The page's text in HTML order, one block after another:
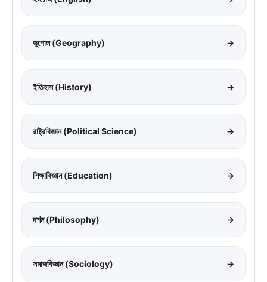
ভূগোল (Geography) →
ইতিহাস (History) →
রাষ্ট্রবিজ্ঞান (Political Science) →
শিক্ষাবিজ্ঞান (Education) →
দর্শন (Philosophy) →
সমাজবিজ্ঞান (Sociology) →